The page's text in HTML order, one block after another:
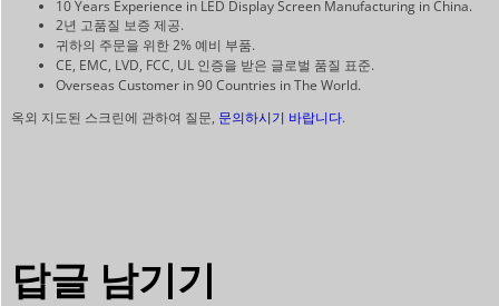
10 Years Experience in LED Display Screen Manufacturing in China.
2년 고품질 보증 제공.
귀하의 주문을 위한 2% 예비 부품.
CE, EMC, LVD, FCC, UL 인증을 받은 글로벌 품질 표준.
Overseas Customer in 90 Countries in The World.
옥외 지도된 스크린에 관하여 질문, 문의하시기 바랍니다.
답글 남기기